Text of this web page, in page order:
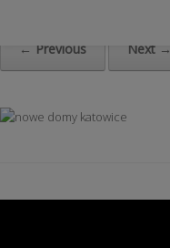
to
← Previous Next →